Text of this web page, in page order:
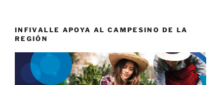
INFIVALLE APOYA AL CAMPESINO DE LA
REGIÓN